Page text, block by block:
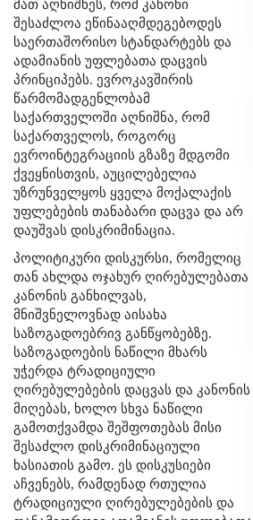
მათ აღნიშნეს, რომ კანონი
შესაძლოა ეწინააღმდეგებოდეს
საერთაშორისო სტანდარტებს და
ადამიანის უფლებათა დაცვის
პრინციპებს. ევროკავშირის
წარმომადგენლობამ
საქართველოში აღნიშნა, რომ
საქართველოს, როგორც
ევროინტეგრაციის გზაზე მდგომი
ქვეყნისთვის, აუცილებელია
უზრუნველყოს ყველა მოქალაქის
უფლებების თანაბარი დაცვა და არ
დაუშვას დისკრიმინაცია.
პოლიტიკური დისკურსი, რომელიც
თან ახლდა ოჯახურ ღირებულებათა
კანონის განხილვას,
მნიშვნელოვნად აისახა
საზოგადოებრივ განწყობებზე.
საზოგადოების ნაწილი მხარს
უჭერდა ტრადიციული
ღირებულებების დაცვას და კანონის
მიღებას, ხოლო სხვა ნაწილი
გამოთქვამდა შეშფოთებას მისი
შესაძლო დისკრიმინაციული
ხასიათის გამო. ეს დისკუსიები
აჩვენებს, რამდენად რთულია
ტრადიციული ღირებულებების და